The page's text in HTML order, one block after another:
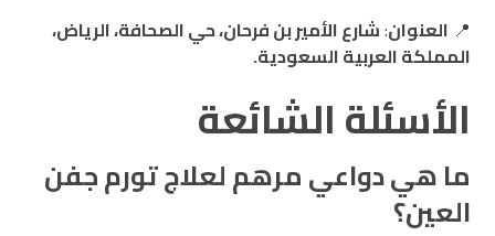
📍 العنوان:شارع الأمير بن فرحان، حي الصحافة، الرياض،
المملكة العربية السعودية.
الأسئلة الشائعة
ما هي دواعي مرهم لعلاج تورم جفن
العين؟